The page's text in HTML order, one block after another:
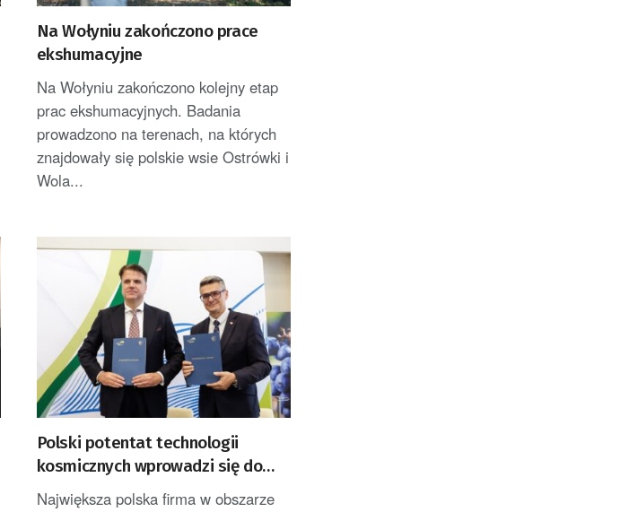
Na Wołyniu zakończono prace
ekshumacyjne
Na Wołyniu zakończono kolejny etap
prac ekshumacyjnych. Badania
prowadzono na terenach, na których
znajdowały się polskie wsie Ostrówki i
Wola...
Polski potentat technologii
kosmicznych wprowadzi się do
Zielonej Góry
Największa polska firma w obszarze